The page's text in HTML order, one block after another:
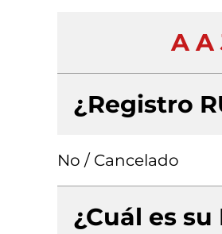
A A
¿Registro
No / Cancelado
¿Cuál es su